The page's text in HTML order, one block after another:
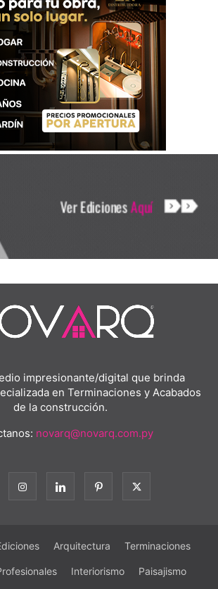
impresionante/digital que brinda
en Terminaciones y Acabados
de la construcción.
novarq@novarq.com.py
Arquitectura Terminaciones
Interiorismo Paisajismo